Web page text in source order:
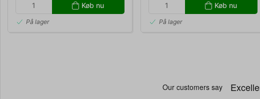
Køb nu
På lager
Køb nu
På lager